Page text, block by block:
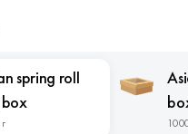
spring roll